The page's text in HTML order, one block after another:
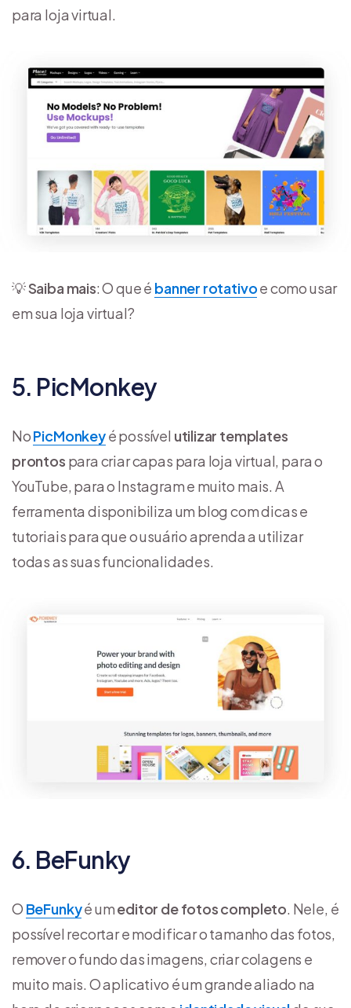
para loja virtual.
💡Saiba mais: O que é banner rotativoe como usar
em sua loja virtual?
5. PicMonkey
NoPicMonkeyé possível utilizar templates
prontos para criar capas para loja virtual, para o
YouTube, para o Instagram e muito mais. A
ferramenta disponibiliza um blog com dicas e
tutoriais para que o usuário aprenda a utilizar
todas as suas funcionalidades.
6. BeFunky
O BeFunkyé umeditor de fotos completo. Nele, é
possível recortar e modificar o tamanho das fotos,
remover o fundo das imagens, criar colagens e
muito mais. O aplicativo é um grande aliado na